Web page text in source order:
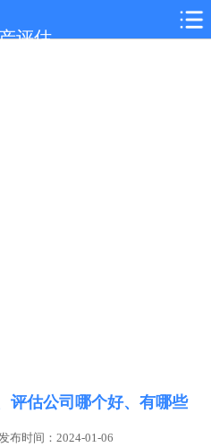
评估
评估公司哪个好、有哪些
布时间：2024-01-06